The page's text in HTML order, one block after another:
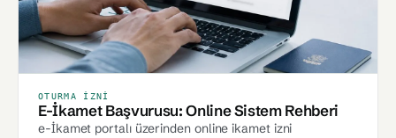
OTURMA İZNI
E-İkamet Başvurusu: Online Sistem Rehberi
e-İkamet portalı üzerinden online ikamet izni